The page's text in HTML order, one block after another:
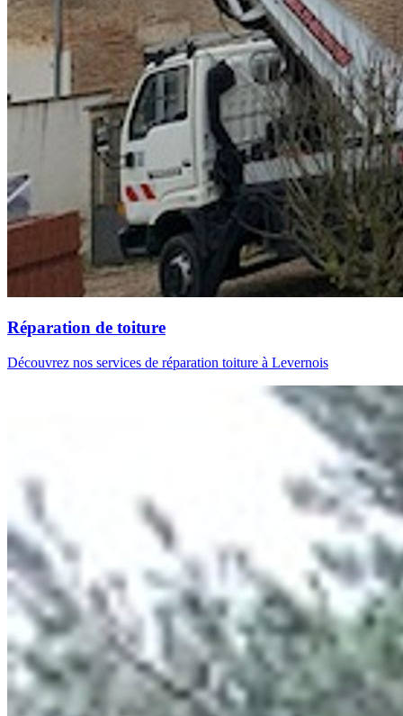
Réparation de toiture
Découvrez nos services de réparation toiture à Levernois